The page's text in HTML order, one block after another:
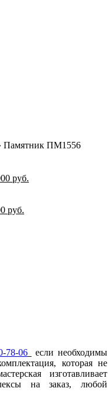
Памятник ПМ1556
руб.
руб.
78-06
если необходимы
которая не
изготавливает
на заказ, любой